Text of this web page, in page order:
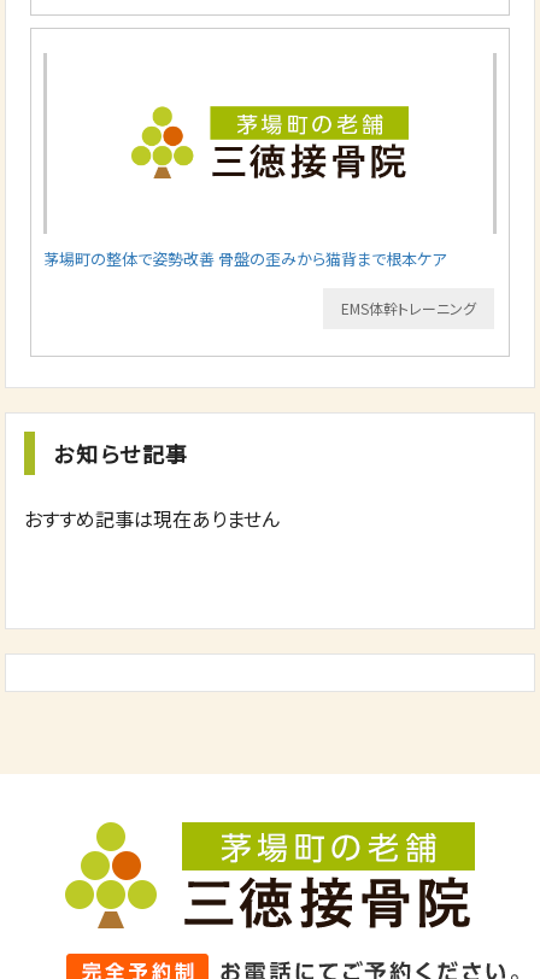
茅場町の整体で姿勢改善 骨盤の歪みから猫背まで根本ケア
EMS体幹トレーニング
お知らせ記事
おすすめ記事は現在ありません